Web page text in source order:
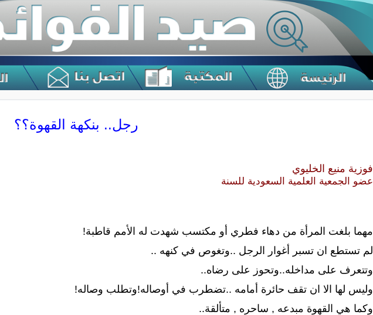
رجل.. بنكهة القهوة؟؟
فوزية منيع الخليوي
عضو الجمعية العلمية السعودية للسنة
مهما بلغت المرأة من دهاء فطري أو مكتسب شهدت له الأمم قاطبة!
لم تستطع ان تسبر أغوار الرجل ..وتغوص في كنهه ..
وتتعرف على مداخله..وتحوز على رضاه..
وليس لها الا ان تقف حائرة أمامه ..تضطرب في أوصاله!وتطلب وصاله!
وكما هي القهوة مبدعه , ساحره , متألقة..